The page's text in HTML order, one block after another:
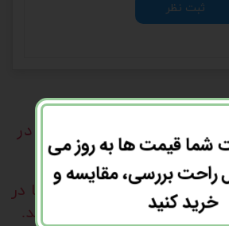
ثبت نظر
ارزش روز کالا بیمه گذاری
کالارسان، کالای خود را در
نمایید.
"انصراف از خرید"
تنها در
که پلمب کالا باز نشده باشد.
شما قیمت ها به روز می
راحت بررسی، مقایسه و
خرید کنید